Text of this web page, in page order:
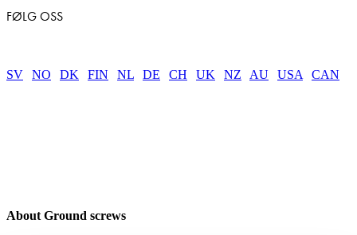
FØLG OSS
SV NO DK FIN NL DE CH UK NZ AU USA CAN
About Ground screws